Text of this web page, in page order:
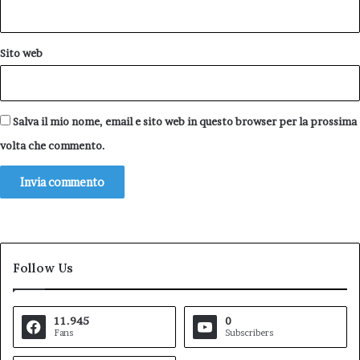
Sito web
Salva il mio nome, email e sito web in questo browser per la prossima
volta che commento.
Follow Us
11.945
Fans
0
Subscribers